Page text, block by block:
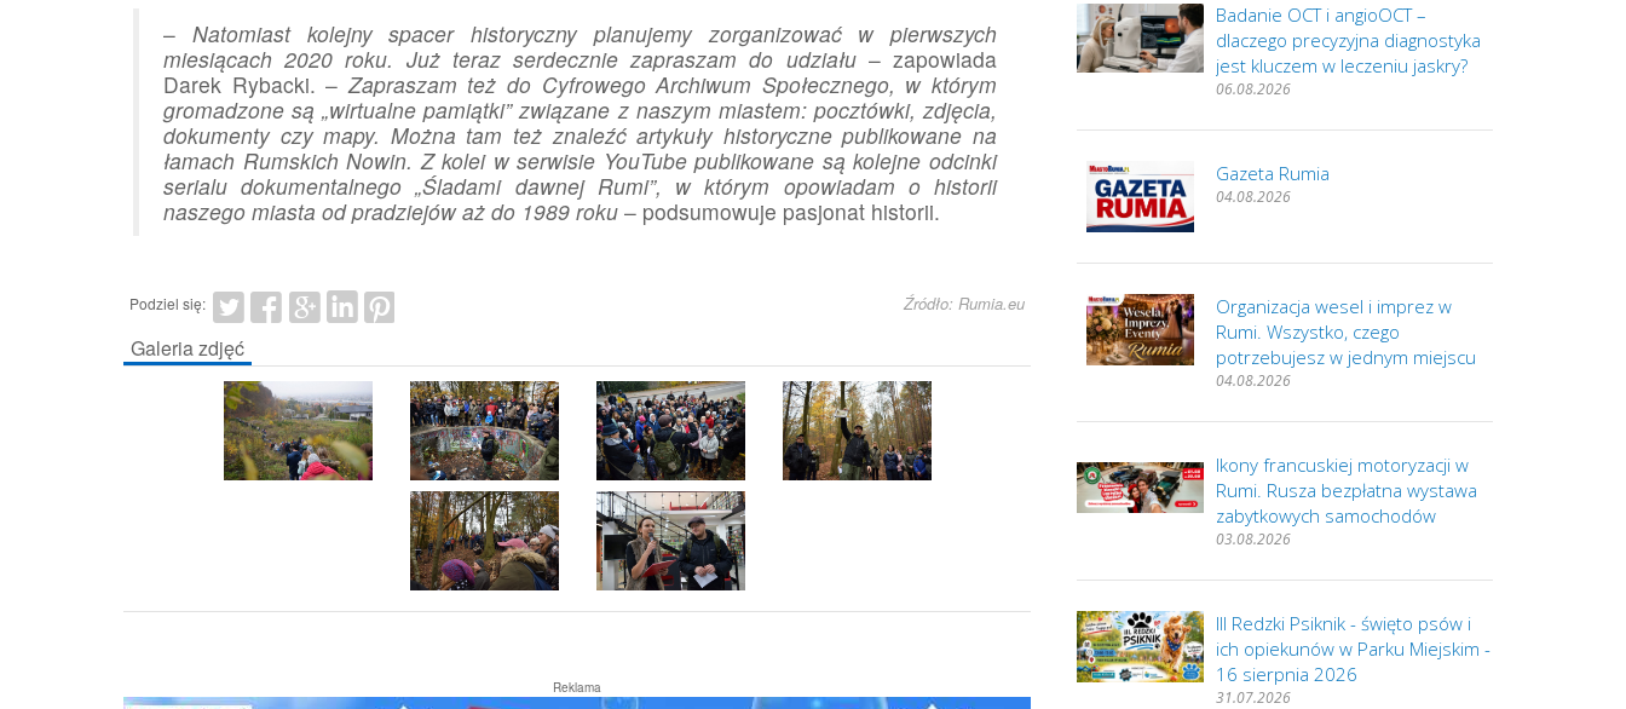
– Natomiast kolejny spacer historyczny planujemy zorganizować w pierwszych
miesiącach 2020 roku. Już teraz serdecznie zapraszam do udziału – zapowiada
Darek Rybacki. –Zapraszam też do Cyfrowego Archiwum Społecznego, w którym
gromadzone są „wirtualne pamiątki” związane z naszym miastem: pocztówki, zdjęcia,
dokumenty czy mapy. Można tam też znaleźć artykuły historyczne publikowane na
łamach Rumskich Nowin. Z kolei w serwisie YouTube publikowane są kolejne odcinki
serialu dokumentalnego „Śladami dawnej Rumi”, w którym opowiadam o historii
naszego miasta od pradziejów aż do 1989 roku – podsumowuje pasjonat historii.
Podziel się: Źródło: Rumia.eu
Galeria zdjęć
Reklama
Badanie OCT i angioOCT –
dlaczego precyzyjna diagnostyka
jest kluczem w leczeniu jaskry?
06.08.2026
Gazeta Rumia
04.08.2026
Organizacja wesel i imprez w
Rumi. Wszystko, czego
potrzebujesz w jednym miejscu
04.08.2026
Ikony francuskiej motoryzacji w
Rumi. Rusza bezpłatna wystawa
zabytkowych samochodów
03.08.2026
III Redzki Psiknik - święto psów i
ich opiekunów w Parku Miejskim -
16 sierpnia 2026
31.07.2026